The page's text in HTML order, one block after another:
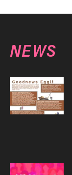
NEWS